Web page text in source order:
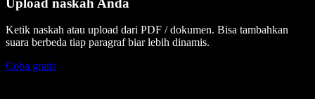
Upload naskah Anda
Ketik naskah atau upload dari PDF / dokumen. Bisa tambahkan
suara berbeda tiap paragraf biar lebih dinamis.
Coba gratis